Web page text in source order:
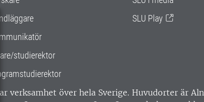
studierektor
SLU Play
verksamhet över hela Sverige. Huvudorter är